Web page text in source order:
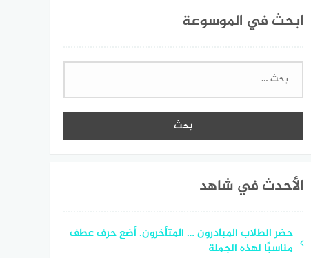
ابحث في الموسوعة
البحث
الأحدث في شاهد
حضر الطلاب المبادرون … المتأخرون. أضع حرف عطف
مناسبًا لهذه الجملة